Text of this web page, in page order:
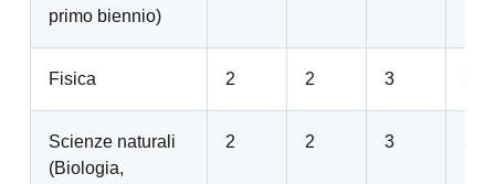
primo biennio)
Fisica 2 2 3 3
Scienze naturali
(Biologia,
2 2 3 3